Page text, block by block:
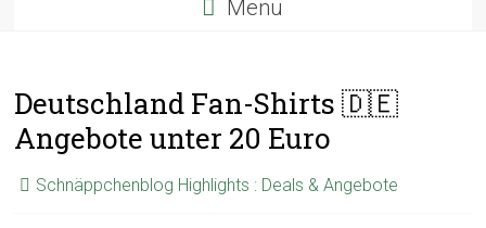
Menü
Deutschland Fan-Shirts 🇩🇪
Angebote unter 20 Euro
Schnäppchenblog Highlights : Deals & Angebote